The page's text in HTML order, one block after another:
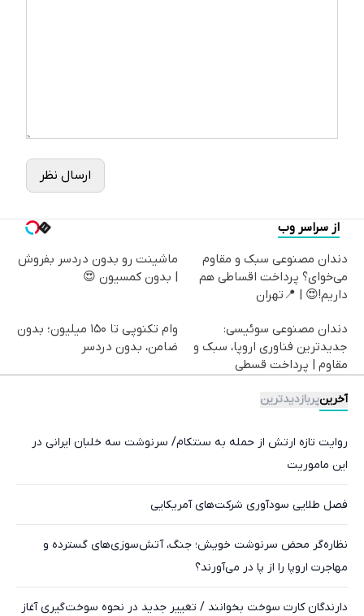
ارسال نظر
از سراسر وب
دندان مصنوعی سبک و مقاوم
می‌خوای؟ پرداخت اقساطی هم
داریم!😍 | 📍تهران
ماشینت رو بدون دردسر بفروش
| بدون کمسیون 😍
دندان مصنوعی سوئیسی:
جدیدترین فناوری اروپا، سبک و
مقاوم | پرداخت قسطی
وام تکنوپی تا ۱۵۰ میلیون؛ بدون
ضامن، بدون دردسر
آخرینپربازدیدترین
روایت تازه ارتش از حمله به سنتکام/ سرنوشت سه خلبان ایرانی در
این ماموریت
فصل طلایی سودآوری شرکت‌های آمریکایی
نظاره‌گر محض سرنوشت خویش؛ جنگ‌، آتش‌سوزی‌های گسترده و
مهاجرت اروپا را از پا در می‌آورند؟
دارندگان کارت سوخت بخوانند / تغییر جدید در نحوه سوخت‌گیری آغاز